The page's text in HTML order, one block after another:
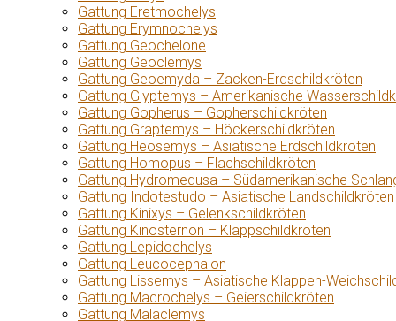
Gattung Eretmochelys
Gattung Erymnochelys
Gattung Geochelone
Gattung Geoclemys
Gattung Geoemyda – Zacken-Erdschildkröten
Gattung Glyptemys – Amerikanische
Gattung Gopherus – Gopherschildkröten
Gattung Graptemys – Höckerschildkröten
Gattung Heosemys – Asiatische Erdschildkröten
Gattung Homopus – Flachschildkröten
Gattung Hydromedusa – Südamerikanische
Gattung Indotestudo – Asiatische Landschildkröten
Gattung Kinixys – Gelenkschildkröten
Gattung Kinosternon – Klappschildkröten
Gattung Lepidochelys
Gattung Leucocephalon
Gattung Lissemys – Asiatische Klappen-
Gattung Macrochelys – Geierschildkröten
Gattung Malaclemys